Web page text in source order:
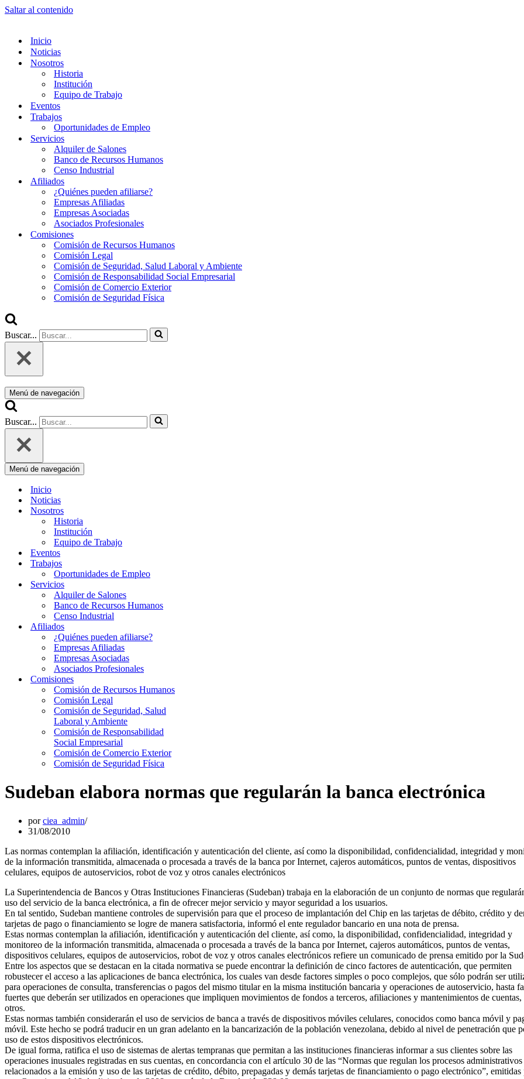
Saltar al contenido
Inicio
Noticias
Nosotros
Historia
Institución
Equipo de Trabajo
Eventos
Trabajos
Oportunidades de Empleo
Servicios
Alquiler de Salones
Banco de Recursos Humanos
Censo Industrial
Afiliados
¿Quiénes pueden afiliarse?
Empresas Afiliadas
Empresas Asociadas
Asociados Profesionales
Comisiones
Comisión de Recursos Humanos
Comisión Legal
Comisión de Seguridad, Salud Laboral y Ambiente
Comisión de Responsabilidad Social Empresarial
Comisión de Comercio Exterior
Comisión de Seguridad Física
Buscar...
Menú de navegación
Buscar...
Menú de navegación
Inicio
Noticias
Nosotros
Historia
Institución
Equipo de Trabajo
Eventos
Trabajos
Oportunidades de Empleo
Servicios
Alquiler de Salones
Banco de Recursos Humanos
Censo Industrial
Afiliados
¿Quiénes pueden afiliarse?
Empresas Afiliadas
Empresas Asociadas
Asociados Profesionales
Comisiones
Comisión de Recursos Humanos
Comisión Legal
Comisión de Seguridad, Salud
Laboral y Ambiente
Comisión de Responsabilidad
Social Empresarial
Comisión de Comercio Exterior
Comisión de Seguridad Física
Sudeban elabora normas que regularán la banca electrónica
porciea_admin
31/08/2010
Las normas contemplan la afiliación, identificación y autenticación del cliente, así como la disponibilidad, confidencialidad, integridad y
de la información transmitida, almacenada o procesada a través de la banca por Internet, cajeros automáticos, puntos de ventas, dispositivos
celulares, equipos de autoservicios, robot de voz y otros canales electrónicos
La Superintendencia de Bancos y Otras Instituciones Financieras (Sudeban) trabaja en la elaboración de un conjunto de normas que
uso del servicio de la banca electrónica, a fin de ofrecer mejor servicio y mayor seguridad a los usuarios.
En tal sentido, Sudeban mantiene controles de supervisión para que el proceso de implantación del Chip en las tarjetas de débito, crédito y
tarjetas de pago o financiamiento se logre de manera satisfactoria, informó el ente regulador bancario en una nota de prensa.
Estas normas contemplan la afiliación, identificación y autenticación del cliente, así como, la disponibilidad, confidencialidad, integridad y
monitoreo de la información transmitida, almacenada o procesada a través de la banca por Internet, cajeros automáticos, puntos de ventas,
dispositivos celulares, equipos de autoservicios, robot de voz y otros canales electrónicos refiere un comunicado de prensa emitido por la
Entre los aspectos que se destacan en la citada normativa se puede encontrar la definición de cinco factores de autenticación, que permiten
robustecer el acceso a las aplicaciones de banca electrónica, los cuales van desde factores simples o poco complejos, que sólo podrán ser
para operaciones de consulta, transferencias o pagos del mismo titular en la misma institución bancaria y operaciones de autoservicio, hasta
fuertes que deberán ser utilizados en operaciones que impliquen movimientos de fondos a terceros, afiliaciones y mantenimientos de cuentas,
otros.
Estas normas también considerarán el uso de servicios de banca a través de dispositivos móviles celulares, conocidos como banca móvil y
móvil. Este hecho se podrá traducir en un gran adelanto en la bancarización de la población venezolana, debido al nivel de penetración que
uso de estos dispositivos electrónicos.
De igual forma, ratifica el uso de sistemas de alertas tempranas que permitan a las instituciones financieras informar a sus clientes sobre las
operaciones inusuales registradas en sus cuentas, en concordancia con el artículo 30 de las “Normas que regulan los procesos administrativos
relacionados a la emisión y uso de las tarjetas de crédito, débito, prepagadas y demás tarjetas de financiamiento o pago electrónico”, emitidas